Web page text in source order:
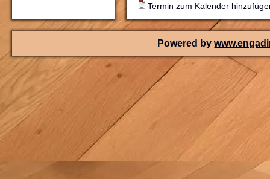
Termin zum Kalender
Powered by